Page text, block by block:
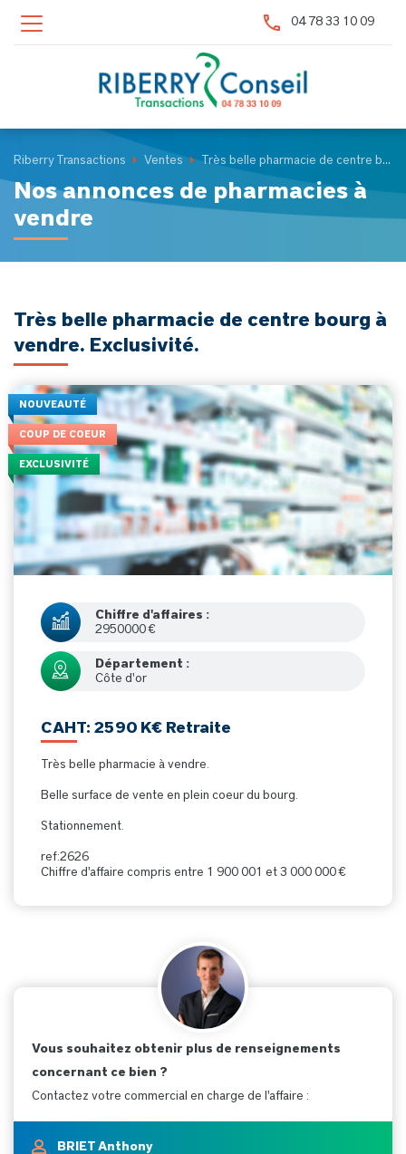
04 78 33 10 09
Riberry Transactions Ventes Très belle pharmacie de centre bourg à vendre. Exclusivité.
Nos annonces de pharmacies à
vendre
Très belle pharmacie de centre bourg à
vendre. Exclusivité.
NOUVEAUTÉ
COUP DE COEUR
EXCLUSIVITÉ
Chiffre d'affaires :
2950000 €
Département :
Côte d'or
CAHT: 2590 K€ Retraite
Très belle pharmacie à vendre.
Belle surface de vente en plein coeur du bourg.
Stationnement.
ref:2626
Chiffre d'affaire compris entre 1 900 001 et 3 000 000 €
Vous souhaitez obtenir plus de renseignements
concernant ce bien ?
Contactez votre commercial en charge de l'affaire :
BRIET Anthony